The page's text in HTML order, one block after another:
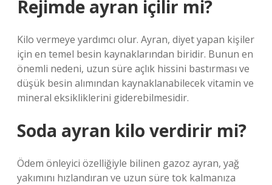
Rejimde ayran içilir mi?
Kilo vermeye yardımcı olur. Ayran, diyet yapan kişiler
için en temel besin kaynaklarından biridir. Bunun en
önemli nedeni, uzun süre açlık hissini bastırması ve
düşük besin alımından kaynaklanabilecek vitamin ve
mineral eksikliklerini giderebilmesidir.
Soda ayran kilo verdirir mi?
Ödem önleyici özelliğiyle bilinen gazoz ayran, yağ
yakımını hızlandıran ve uzun süre tok kalmanıza